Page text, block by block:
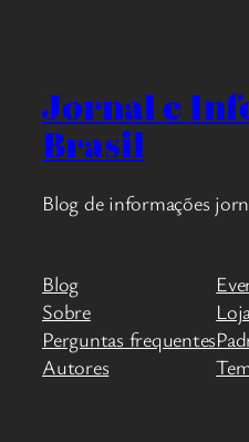
Jornal e
Brasil
Blog de informações
Blog
Sobre
Perguntas frequentes
Autores